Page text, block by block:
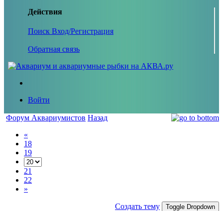
Действия
Поиск Вход/Регистрация
Обратная связь
Войти
Форум Аквариумистов Назад
«
18
19
21
22
»
Создать тему Toggle Dropdown